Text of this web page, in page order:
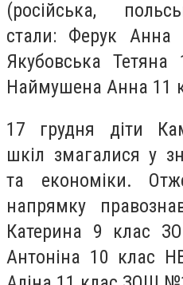
(російська,
стали: Ферук
Якубовська
Наймушена Анна 11
17 грудня діти
шкіл змагалися у
та економіки.
напрямку
Катерина 9 клас
Антоніна 10 клас